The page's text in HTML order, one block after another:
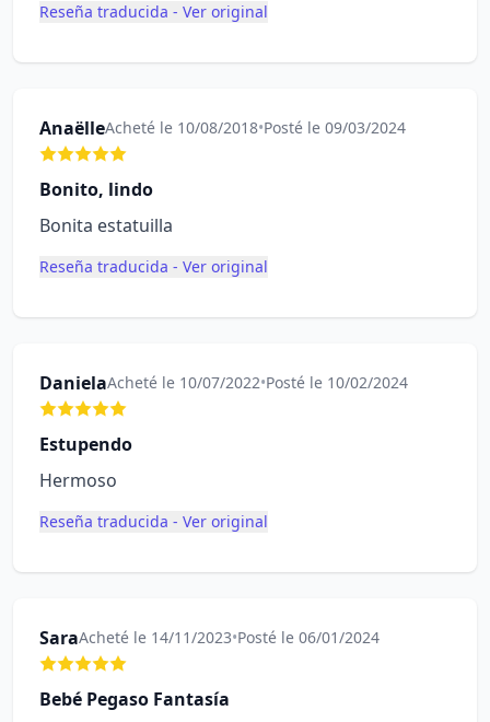
Reseña traducida - Ver original
AnaëlleAcheté le 10/08/2018•Posté le 09/03/2024
Bonito, lindo
Bonita estatuilla
Reseña traducida - Ver original
DanielaAcheté le 10/07/2022•Posté le 10/02/2024
Estupendo
Hermoso
Reseña traducida - Ver original
SaraAcheté le 14/11/2023•Posté le 06/01/2024
Bebé Pegaso Fantasía